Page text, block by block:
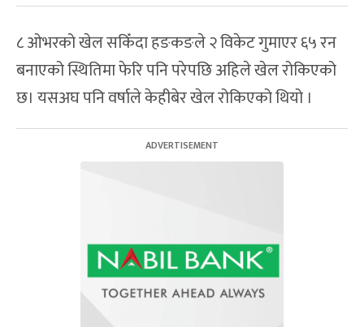
८ ओभरको खेल सकिँदा हङकङले २ विकेट गुमाएर ६५ रन
बनाएको स्थितिमा फेरि पनि परेपछि अहिले खेल रोकिएको
छ। यसअघ पनि वर्षाले केहीबेर खेल रोकिएको थियो ।